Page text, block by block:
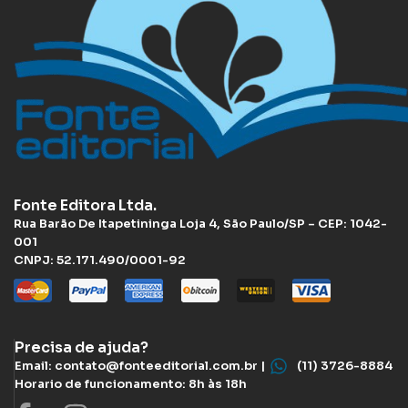
Fonte Editora Ltda.
Rua Barão De Itapetininga Loja 4, São Paulo/SP – CEP: 1042-
001
CNPJ: 52.171.490/0001-92
Precisa de ajuda?
Email: contato@fonteeditorial.com.br |
(11) 3726-8884
Horario de funcionamento: 8h às 18h